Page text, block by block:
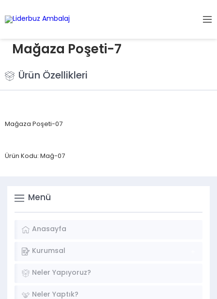
Mağaza Poşeti-7
Ürün Özellikleri
Mağaza Poşeti-07
Ürün Kodu: Mağ-07
Menü
Anasayfa
Kurumsal
Neler Yapıyoruz?
Neler Yaptık?